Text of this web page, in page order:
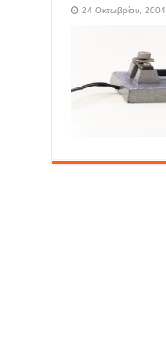
24 Οκτωβρίου, 2004